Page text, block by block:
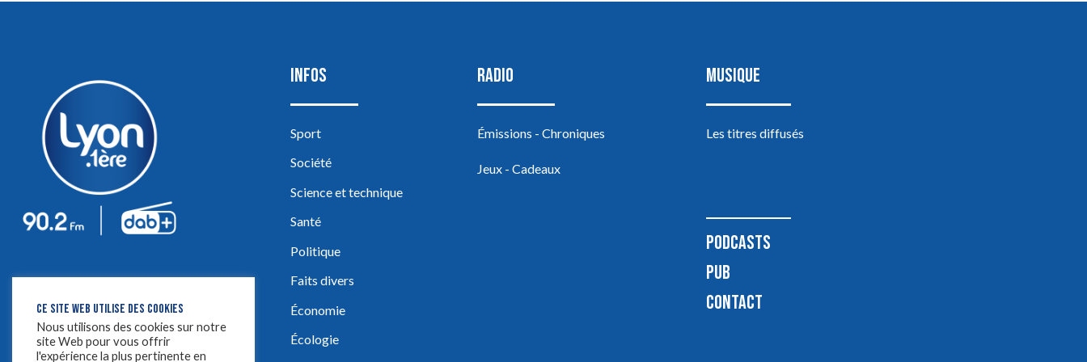
INFOS
Sport
Société
Science et technique
Santé
Politique
Faits divers
Économie
Écologie
RADIO
Émissions - Chroniques
Jeux - Cadeaux
MUSIQUE
Les titres diffusés
PODCASTS
PUB
CONTACT
CE SITE WEB UTILISE DES COOKIES
Nous utilisons des cookies sur notre
site Web pour vous offrir
l'expérience la plus pertinente en